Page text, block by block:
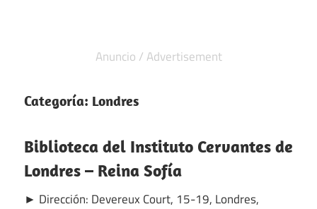
Categoría: Londres
Biblioteca del Instituto Cervantes de
Londres – Reina Sofía
► Dirección: Devereux Court, 15-19, Londres,